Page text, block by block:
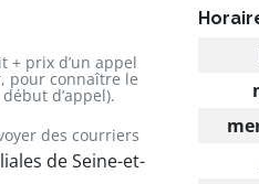
+ prix d’un appel
pour connaître le
d’appel).
des courriers
de Seine-et-